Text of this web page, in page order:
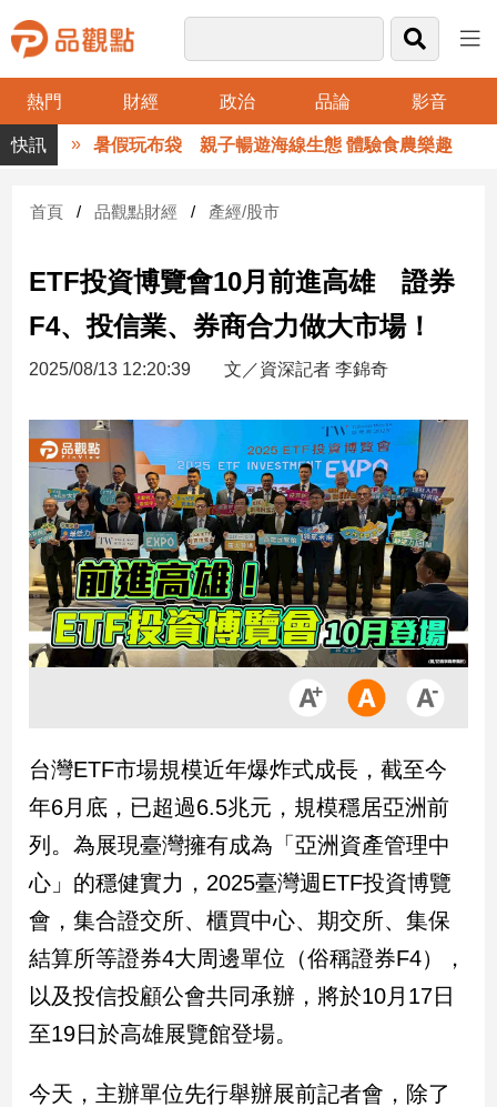
熱門 財經 政治 品論 影音
品
觀
財
台
財
新
產
經/
市
房
地
產
品
政
治
政
治
焦
品
觀
點
民
調
會
暑假玩布袋 親子暢遊海線生態 體驗食農樂趣
首頁 品觀點財經 產經/股市
ETF投資博覽會10月前進高雄 證券
F4、投信業、券商合力做大市場！
2025/08/13 12:20:39 文／資深記者 李錦奇
台灣ETF市場規模近年爆炸式成長，截至今
年6月底，已超過6.5兆元，規模穩居亞洲前
列。為展現臺灣擁有成為「亞洲資產管理中
心」的穩健實力，2025臺灣週ETF投資博覽
會，集合證交所、櫃買中心、期交所、集保
結算所等證券4大周邊單位（俗稱證券F4），
以及投信投顧公會共同承辦，將於10月17日
至19日於高雄展覽館登場。
今天，主辦單位先行舉辦展前記者會，除了